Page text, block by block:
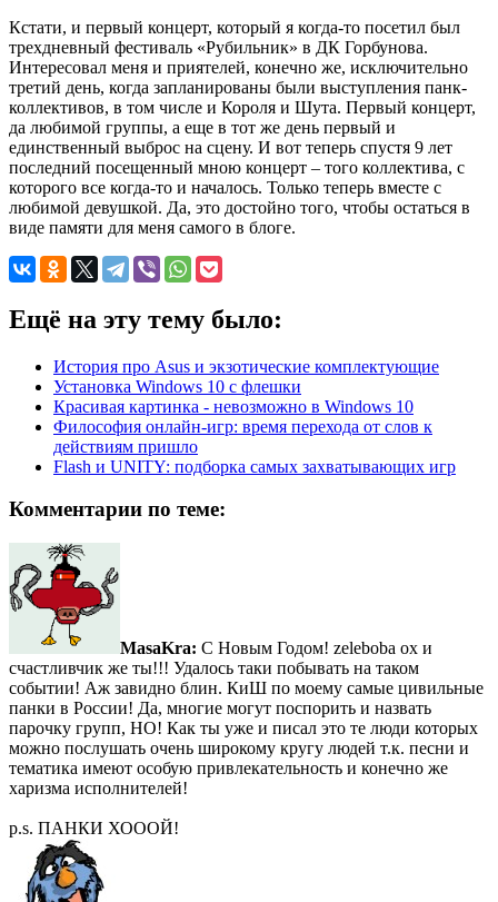
Кстати, и первый концерт, который я когда-то посетил был
трехдневный фестиваль «Рубильник» в ДК Горбунова.
Интересовал меня и приятелей, конечно же, исключительно
третий день, когда запланированы были выступления панк-
коллективов, в том числе и Короля и Шута. Первый концерт,
да любимой группы, а еще в тот же день первый и
единственный выброс на сцену. И вот теперь спустя 9 лет
последний посещенный мною концерт – того коллектива, с
которого все когда-то и началось. Только теперь вместе с
любимой девушкой. Да, это достойно того, чтобы остаться в
виде памяти для меня самого в блоге.
Ещё на эту тему было:
История про Asus и экзотические комплектующие
Установка Windows 10 с флешки
Красивая картинка - невозможно в Windows 10
Философия онлайн-игр: время перехода от слов к
действиям пришло
Flash и UNITY: подборка самых захватывающих игр
Комментарии по теме:
MasaKra: С Новым Годом! zeleboba ох и
счастливчик же ты!!! Удалось таки побывать на таком
событии! Аж завидно блин. КиШ по моему самые цивильные
панки в России! Да, многие могут поспорить и назвать
парочку групп, НО! Как ты уже и писал это те люди которых
можно послушать очень широкому кругу людей т.к. песни и
тематика имеют особую привлекательность и конечно же
харизма исполнителей!
p.s. ПАНКИ ХОООЙ!